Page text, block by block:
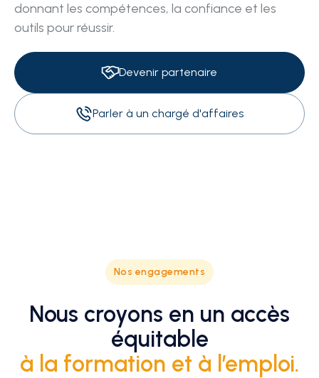
donnant les compétences, la confiance et les
outils pour réussir.
Devenir partenaire
Parler à un chargé d'affaires
Nos engagements
Nous croyons en un accès
équitable
à la formation et à l’emploi.